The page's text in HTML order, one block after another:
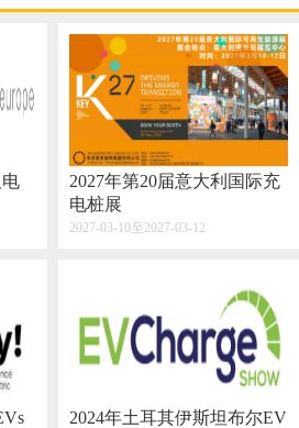
2027年第20届意大利国际充
电桩展
2027-03-10至2027-03-12
2024年土耳其伊斯坦布尔EV